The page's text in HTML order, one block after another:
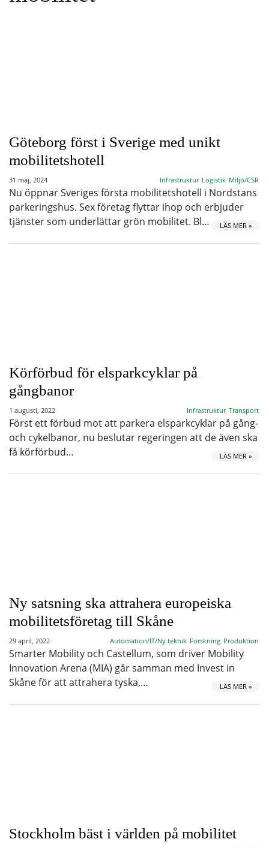
Göteborg först i Sverige med unikt
mobilitetshotell
31 maj, 2024 Infrastruktur Logistik Miljö/CSR
Nu öppnar Sveriges första mobilitetshotell i Nordstans
parkeringshus. Sex företag flyttar ihop och erbjuder
tjänster som underlättar grön mobilitet. Bl…
LÄS MER »
Körförbud för elsparkcyklar på
gångbanor
1 augusti, 2022 Infrastruktur Transport
Först ett förbud mot att parkera elsparkcyklar på gång-
och cykelbanor, nu beslutar regeringen att de även ska
få körförbud…
LÄS MER »
Ny satsning ska attrahera europeiska
mobilitetsföretag till Skåne
29 april, 2022 Automation/IT/Ny teknik Forskning Produktion
Smarter Mobility och Castellum, som driver Mobility
Innovation Arena (MIA) går samman med Invest in
Skåne för att attrahera tyska,…
LÄS MER »
Stockholm bäst i världen på mobilitet